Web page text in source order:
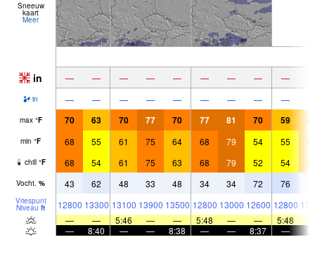
Sneeuw
kaart
Meer
in — — — — — — — — —
in — — — — — — — — —
max °F 70 63 70 77 70 77 81 70 59
min °F 68 55 61 75 64 68 79 54 55
chill °F 68 54 61 75 63 68 79 52 54
Vocht. % 43 62 48 33 48 34 34 72 76
Vriespunt
Niveau ft 12800 13300 13100 13900 13500 12800 13000 12600 12800
—
— 5:46 — — 5:48 — — 5:48
—
8:40 — — 8:38 — — 8:37 —